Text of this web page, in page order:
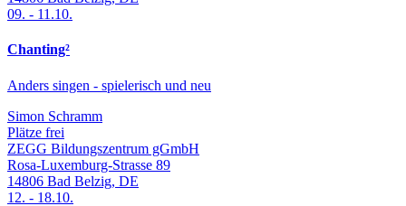
09. - 11.10.
Chanting²
Anders singen - spielerisch und neu
Simon Schramm
Plätze frei
ZEGG Bildungszentrum gGmbH
Rosa-Luxemburg-Strasse 89
14806 Bad Belzig, DE
12. - 18.10.